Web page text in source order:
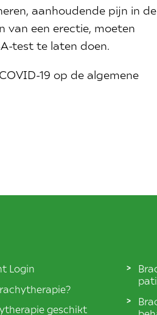
aanhoudende pijn in de
van een erectie, moeten
test te laten doen.
19 op de algemene
Login
geschikt